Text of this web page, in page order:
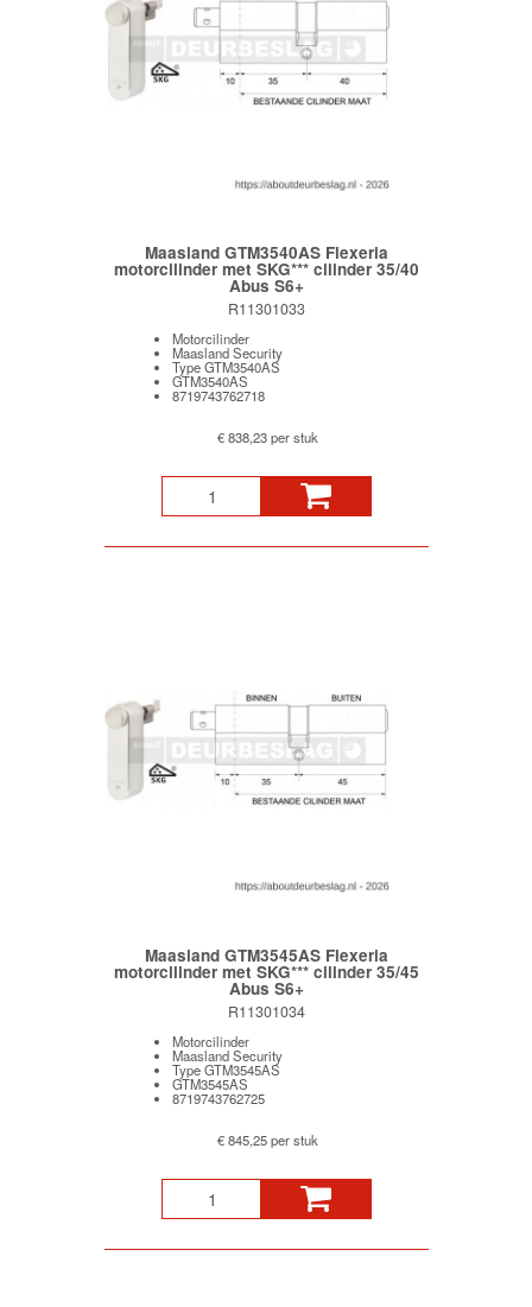
Maasland GTM3540AS Flexeria
motorcilinder met SKG*** cilinder 35/40
Abus S6+
R11301033
Motorcilinder
Maasland Security
Type GTM3540AS
GTM3540AS
8719743762718
€ 838,23 per stuk
Maasland GTM3545AS Flexeria
motorcilinder met SKG*** cilinder 35/45
Abus S6+
R11301034
Motorcilinder
Maasland Security
Type GTM3545AS
GTM3545AS
8719743762725
€ 845,25 per stuk